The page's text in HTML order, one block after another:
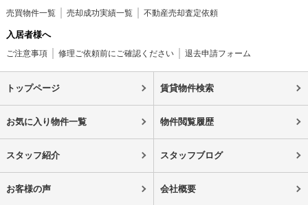
売買物件一覧 売却成功実績一覧 不動産売却査定依頼
入居者様へ
ご注意事項 修理ご依頼前にご確認ください 退去申請フォーム
トップページ 賃貸物件検索
お気に入り物件一覧 物件閲覧履歴
スタッフ紹介 スタッフブログ
お客様の声 会社概要